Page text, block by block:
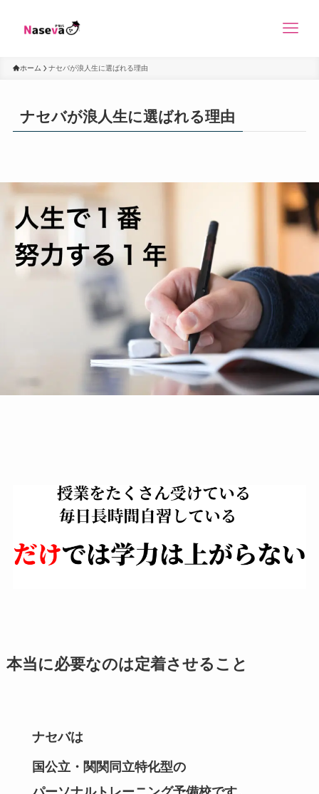
ホーム ナセバが浪人生に選ばれる理由
ナセバが浪人生に選ばれる理由
本当に必要なのは定着させること
ナセバは
国公立・関関同立特化型の